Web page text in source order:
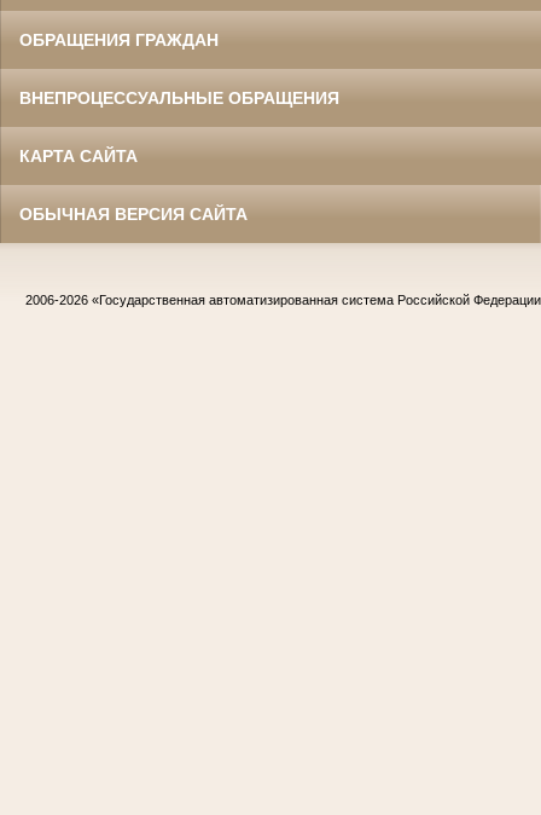
ОБРАЩЕНИЯ ГРАЖДАН
ВНЕПРОЦЕССУАЛЬНЫЕ ОБРАЩЕНИЯ
КАРТА САЙТА
ОБЫЧНАЯ ВЕРСИЯ САЙТА
2006-2026 «Государственная автоматизированная система Российской